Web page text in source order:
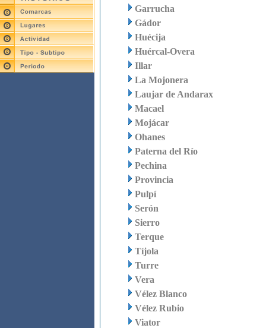
Garrucha
Gádor
Huécija
Huércal-Overa
Illar
La Mojonera
Laujar de Andarax
Macael
Mojácar
Ohanes
Paterna del Río
Pechina
Provincia
Pulpí
Serón
Sierro
Terque
Tíjola
Turre
Vera
Vélez Blanco
Vélez Rubio
Viator